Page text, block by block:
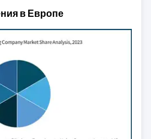
в Европе